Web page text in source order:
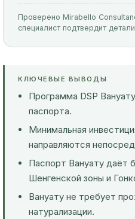
Проверено Mirabello
специалист подтвердит
КЛЮЧЕВЫЕ ВЫВОДЫ
Программа DSP
паспорта.
Минимальная
направляются
Паспорт Вануату даёт
Шенгенской зоны и
Вануату не требует
натурализации.